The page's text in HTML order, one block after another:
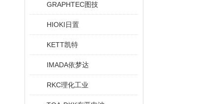
GRAPHTEC图技
HIOKI日置
KETT凯特
IMADA依梦达
RKC理化工业